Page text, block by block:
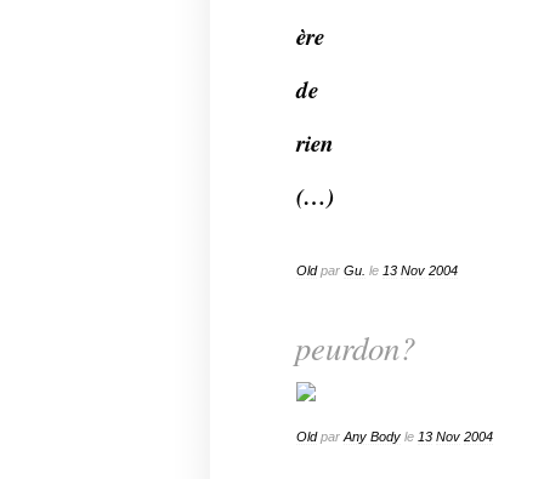
ère
de
rien
(…)
Oldpar Gu. le 13 Nov 2004
peurdon?
Oldpar Any Bodyle 13 Nov 2004